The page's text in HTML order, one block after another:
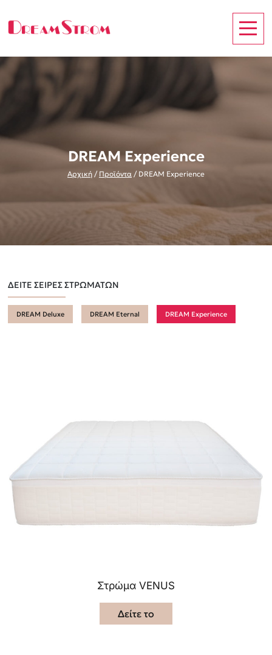
DREAM Experience
Αρχική / Προϊόντα / DREAM Experience
ΔΕΙΤΕ ΣΕΙΡΕΣ ΣΤΡΩΜΑΤΩΝ
DREAM Deluxe DREAM Eternal DREAM Experience
Στρώμα VENUS
Δείτε το